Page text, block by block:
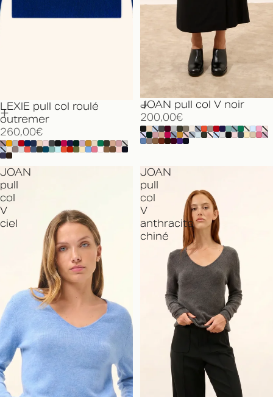
LEXIE pull col roulé
outremer
260,00€
JOAN pull col V noir
200,00€
JOAN
pull
col
V
ciel
JOAN
pull
col
V
anthracite
chiné